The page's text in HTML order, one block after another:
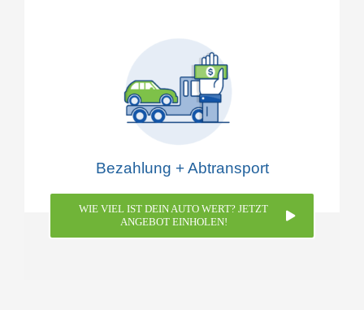
Bezahlung + Abtransport
WIE VIEL IST DEIN AUTO WERT? JETZT
ANGEBOT EINHOLEN!